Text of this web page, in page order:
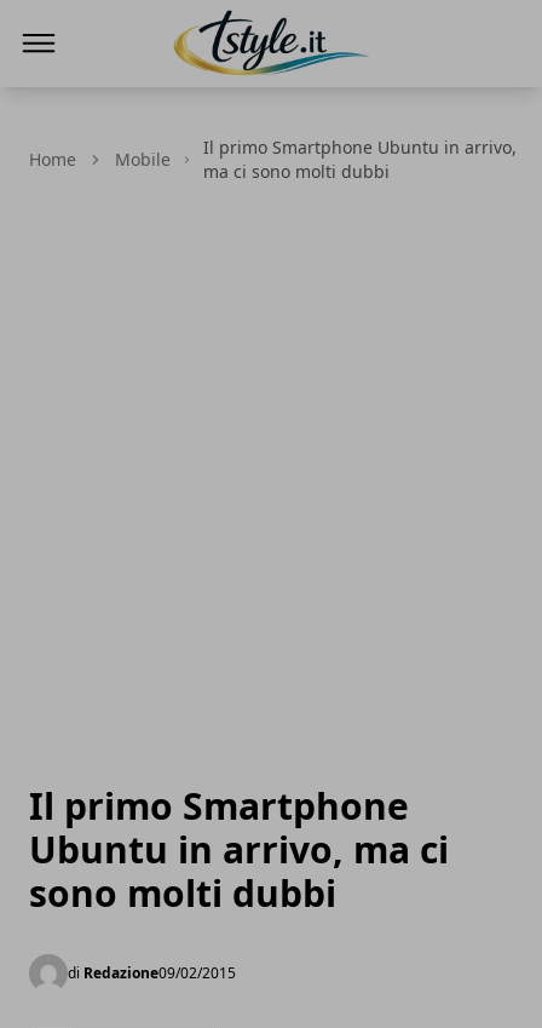
Home Mobile
Il primo Smartphone Ubuntu in arrivo,
ma ci sono molti dubbi
Il primo Smartphone
Ubuntu in arrivo, ma ci
sono molti dubbi
di Redazione09/02/2015